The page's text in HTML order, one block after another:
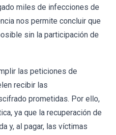
miles de infecciones de
nos permite concluir que
sin la participación de
las peticiones de
recibir las
prometidas. Por ello,
ya que la recuperación de
y, al pagar, las víctimas